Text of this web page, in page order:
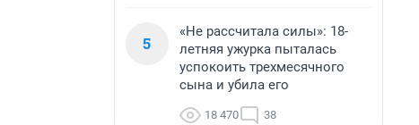
5
«Не рассчитала силы»: 18-
летняя ужурка пыталась
успокоить трехмесячного
сына и убила его
18 470 38